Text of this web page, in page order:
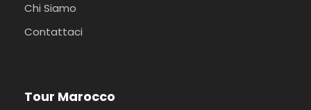
Chi Siamo
Contattaci
Tour Marocco